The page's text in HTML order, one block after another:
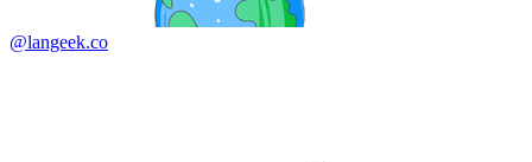
@langeek.co